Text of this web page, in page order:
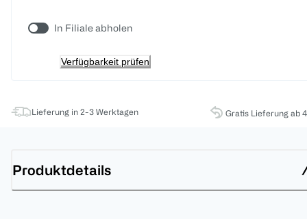
In Filiale abholen
Verfügbarkeit prüfen
Lieferung in 2-3 Werktagen Gratis Lieferung ab
Produktdetails